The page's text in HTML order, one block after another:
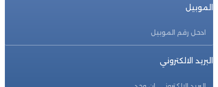
الموبيل
البريد الالكتروني